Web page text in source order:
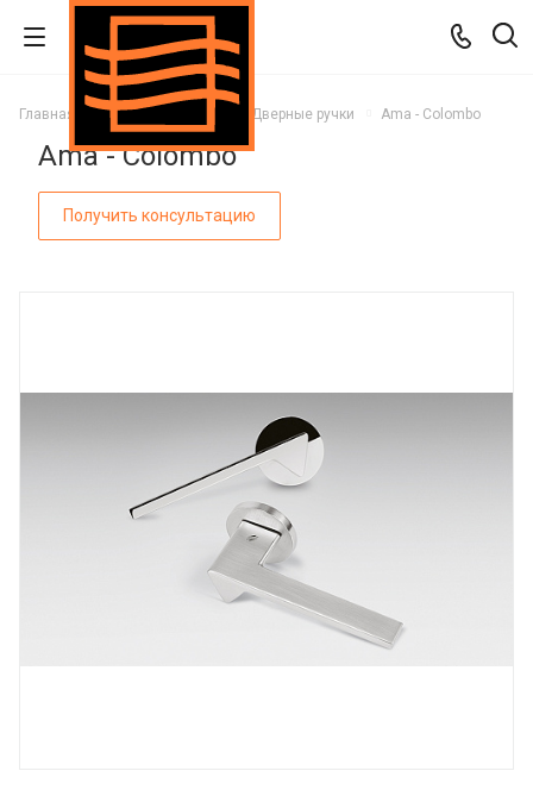
Главная Каталог Дверные ручки Ama - Colombo
Ama - Colombo
Получить консультацию